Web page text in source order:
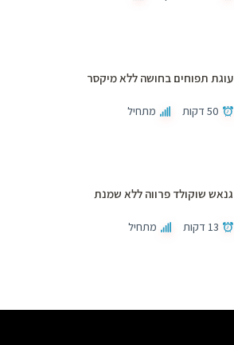
עוגת תפוחים בחושה ללא מיקסר
50 דקות מתחיל
גנאש שוקולד פרווה ללא שמנת
13 דקות מתחיל